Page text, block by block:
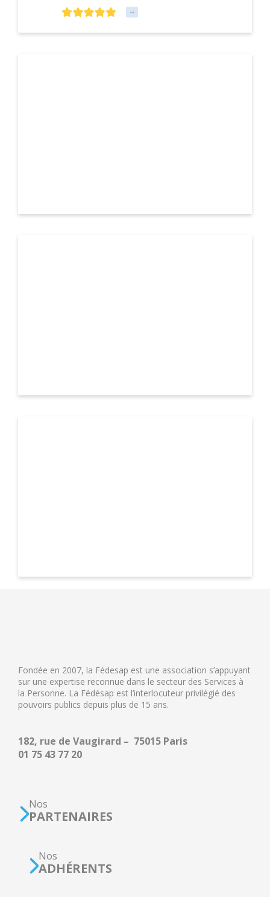
4.6
Fondée en 2007, la Fédesap est une association s’appuyant
sur une expertise reconnue dans le secteur des Services à
la Personne. La Fédésap est l’interlocuteur privilégié des
pouvoirs publics depuis plus de 15 ans.
182, rue de Vaugirard – 75015 Paris
01 75 43 77 20
Nos
PARTENAIRES
Nos
ADHÉRENTS